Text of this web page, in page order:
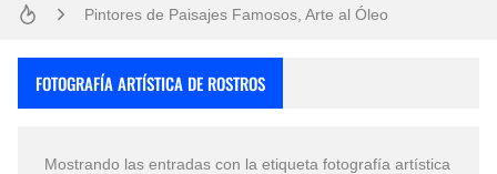
Pintores de Paisajes Famosos, Arte al Óleo
FOTOGRAFÍA ARTÍSTICA DE ROSTROS
Mostrando las entradas con la etiqueta fotografía artística